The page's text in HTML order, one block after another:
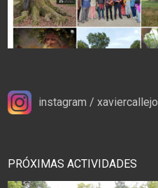
instagram / xaviercallejo
PRÓXIMAS ACTIVIDADES